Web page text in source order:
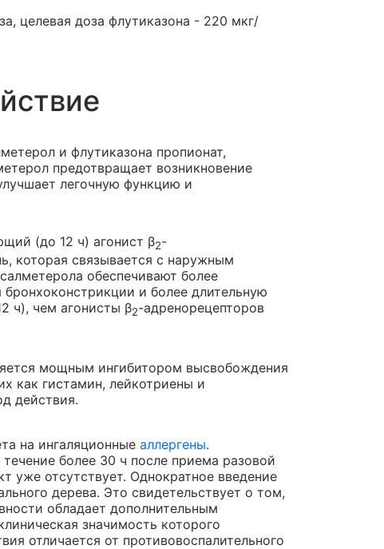
целевая доза флутиказона - 220 мкг/
и флутиказона пропионат,
предотвращает возникновение
легочную функцию и
(до 12 ч) агонист β2-
которая связывается с наружным
обеспечивают более
и более длительную
ч), чем агонисты β2-адренорецепторов
мощным ингибитором высвобождения
как гистамин, лейкотриены и
действия.
на ингаляционные аллергены.
более 30 ч после приема разовой
уже отсутствует. Однократное введение
дерева. Это свидетельствует о том,
обладает дополнительным
значимость которого
отличается от противовоспалительного